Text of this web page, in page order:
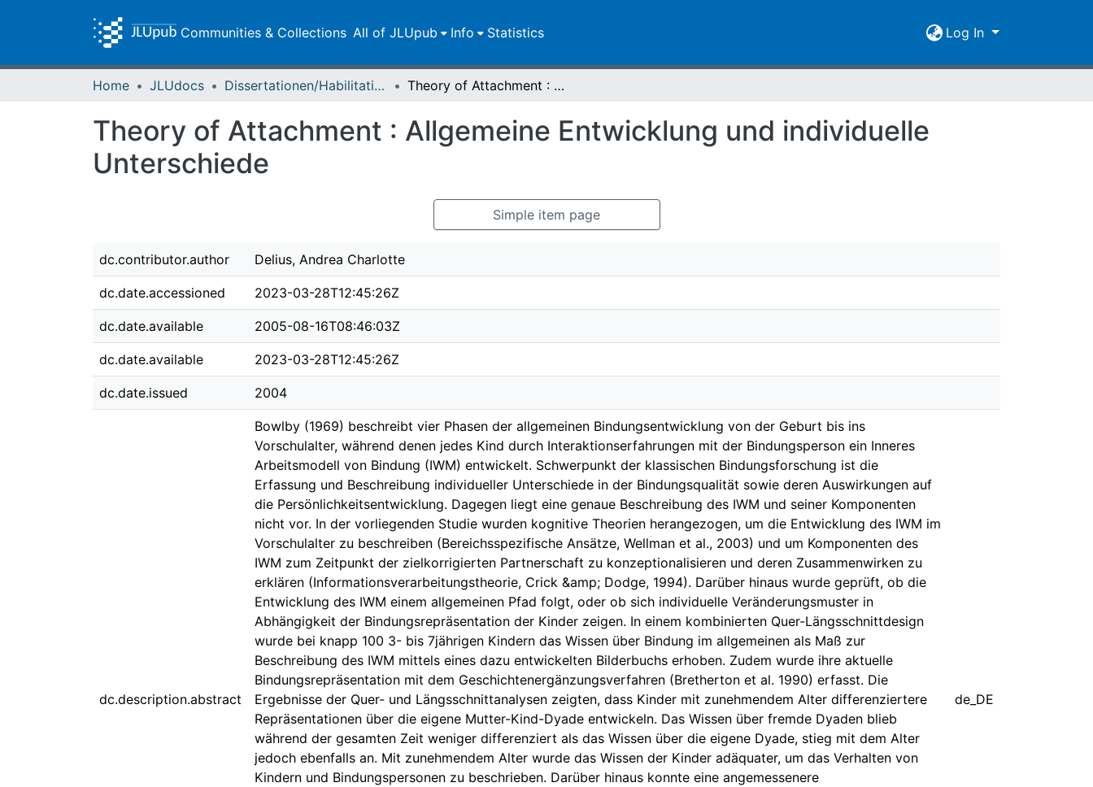
Communities & Collections All of JLUpub Info Statistics Log In
Home JLUdocs Dissertationen/Habilitationen Theory of Attachment : Allgemeine Entwicklung und individuelle Unterschiede
Theory of Attachment : Allgemeine Entwicklung und individuelle
Unterschiede
Simple item page
dc.contributor.author Delius, Andrea Charlotte
dc.date.accessioned 2023-03-28T12:45:26Z
dc.date.available 2005-08-16T08:46:03Z
dc.date.available 2023-03-28T12:45:26Z
dc.date.issued 2004
dc.description.abstract
Bowlby (1969) beschreibt vier Phasen der allgemeinen Bindungsentwicklung von der Geburt bis ins
Vorschulalter, während denen jedes Kind durch Interaktionserfahrungen mit der Bindungsperson ein Inneres
Arbeitsmodell von Bindung (IWM) entwickelt. Schwerpunkt der klassischen Bindungsforschung ist die
Erfassung und Beschreibung individueller Unterschiede in der Bindungsqualität sowie deren Auswirkungen auf
die Persönlichkeitsentwicklung. Dagegen liegt eine genaue Beschreibung des IWM und seiner Komponenten
nicht vor. In der vorliegenden Studie wurden kognitive Theorien herangezogen, um die Entwicklung des IWM im
Vorschulalter zu beschreiben (Bereichsspezifische Ansätze, Wellman et al., 2003) und um Komponenten des
IWM zum Zeitpunkt der zielkorrigierten Partnerschaft zu konzeptionalisieren und deren Zusammenwirken zu
erklären (Informationsverarbeitungstheorie, Crick &amp; Dodge, 1994). Darüber hinaus wurde geprüft, ob die
Entwicklung des IWM einem allgemeinen Pfad folgt, oder ob sich individuelle Veränderungsmuster in
Abhängigkeit der Bindungsrepräsentation der Kinder zeigen. In einem kombinierten Quer-Längsschnittdesign
wurde bei knapp 100 3- bis 7jährigen Kindern das Wissen über Bindung im allgemeinen als Maß zur
Beschreibung des IWM mittels eines dazu entwickelten Bilderbuchs erhoben. Zudem wurde ihre aktuelle
Bindungsrepräsentation mit dem Geschichtenergänzungsverfahren (Bretherton et al. 1990) erfasst. Die
Ergebnisse der Quer- und Längsschnittanalysen zeigten, dass Kinder mit zunehmendem Alter differenziertere
Repräsentationen über die eigene Mutter-Kind-Dyade entwickeln. Das Wissen über fremde Dyaden blieb
während der gesamten Zeit weniger differenziert als das Wissen über die eigene Dyade, stieg mit dem Alter
jedoch ebenfalls an. Mit zunehmendem Alter wurde das Wissen der Kinder adäquater, um das Verhalten von
Kindern und Bindungspersonen zu beschrieben. Darüber hinaus konnte eine angemessenere
de_DE